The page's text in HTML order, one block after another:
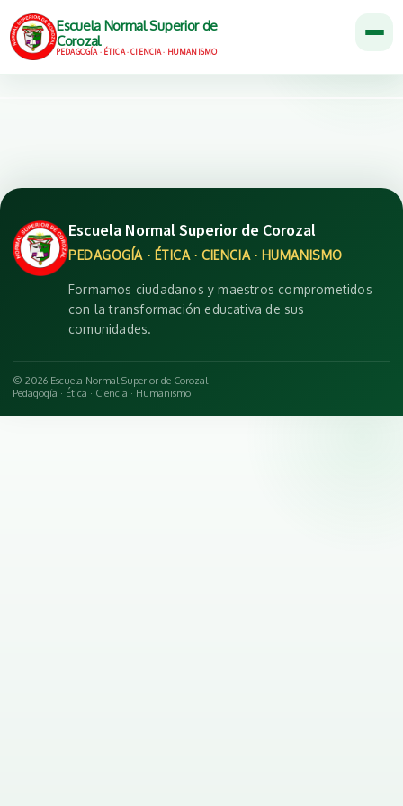
Escuela Normal Superior de Corozal
PEDAGOGÍA · ÉTICA · CIENCIA · HUMANISMO
Formamos ciudadanos y maestros comprometidos
con la transformación educativa de sus
comunidades.
© 2026 Escuela Normal Superior de Corozal
Pedagogía · Ética · Ciencia · Humanismo
Escuela Normal Superior de
Corozal
PEDAGOGÍA · ÉTICA · CIENCIA · HUMANISMO